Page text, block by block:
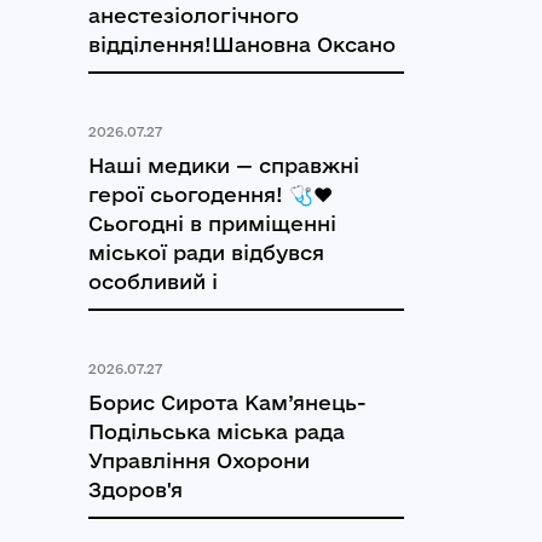
анестезіологічного
відділення!Шановна Оксано
2026.07.27
Наші медики — справжні
герої сьогодення! 🩺❤️
Сьогодні в приміщенні
міської ради відбувся
особливий і
2026.07.27
Борис Сирота Кам’янець-
Подільська міська рада
Управління Охорони
Здоров'я